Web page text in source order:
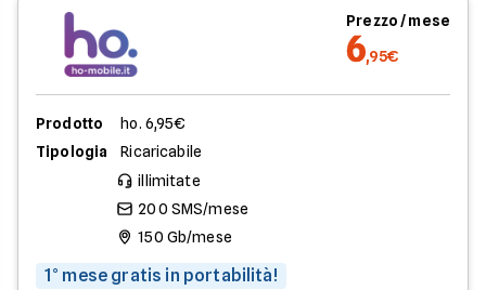
Prezzo / mese
6,95€
Prodotto
ho. 6,95€
Tipologia
Ricaricabile
illimitate
200 SMS/mese
150 Gb/mese
1° mese gratis in portabilità!